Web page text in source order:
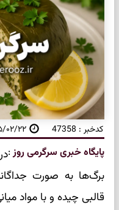
کدخبر : 47358 ۱۴۰۵/۰۲/۲۲
پایگاه خبری سرگرمی روز:
برگ‌ها به ‌صورت
قالبی چیده و با مواد